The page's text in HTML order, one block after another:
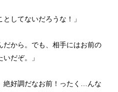
してないだろうな！」
だから。でも、相手にはお前の
だぞ。」
絶好調だなお前！ったく…んな